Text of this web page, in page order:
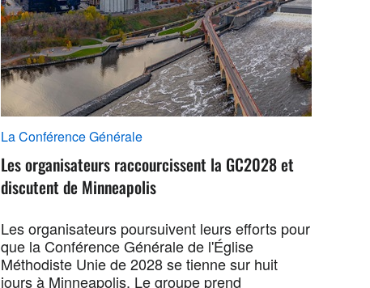
La Conférence Générale
Les organisateurs raccourcissent la GC2028 et
discutent de Minneapolis
Les organisateurs poursuivent leurs efforts pour
que la Conférence Générale de l'Église
Méthodiste Unie de 2028 se tienne sur huit
jours à Minneapolis. Le groupe prend